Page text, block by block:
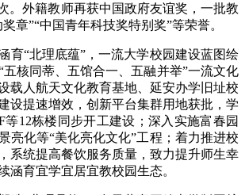
。外籍教师再获中国政府友谊奖，一批教
章”“中国青年科技奖特别奖”等荣誉。
育“北理底蕴”，一流大学校园建设蓝图绘
五核同蒂、五馆合一、五融并举”一流文化
载人航天文化教育基地、延安办学旧址校
设提速增效，创新平台集群用地获批，学
等12栋楼同步开工建设；深入实施富春园
亮化等“美化亮化文化”工程；着力推进校
系统提高餐饮服务质量，致力提升师生幸
涵育宜学宜居宜教校园生态。